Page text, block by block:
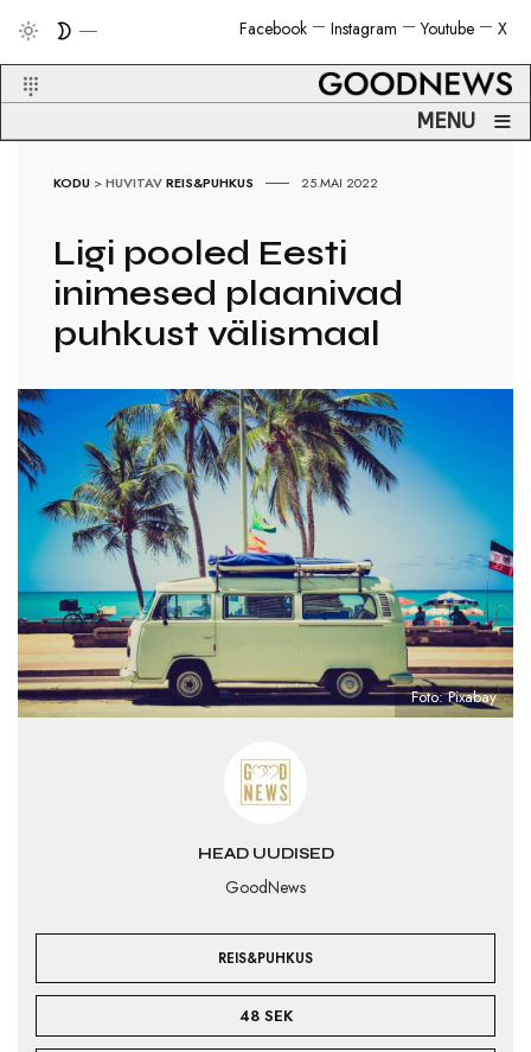
X
Youtube
Instagram
Facebook
MENU ≡
KODU >HUVITAVREIS&PUHKUS 25.MAI 2022
Ligi pooled Eesti
inimesed plaanivad
puhkust välismaal
HEAD UUDISED
GoodNews
REIS&PUHKUS
48 SEK
Foto: Pixabay